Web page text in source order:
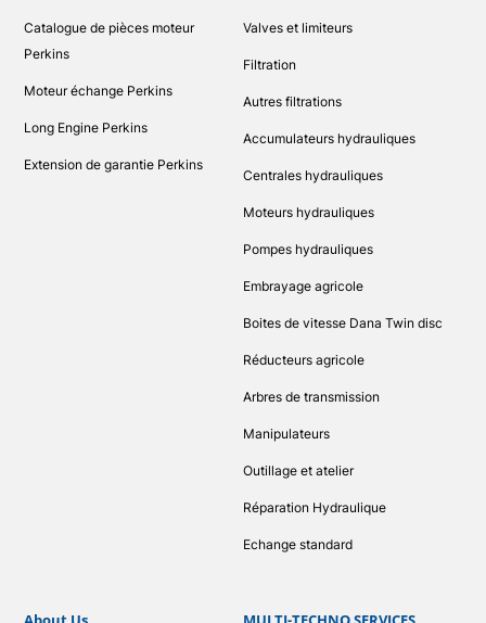
Catalogue de pièces moteur
Perkins
Moteur échange Perkins
Long Engine Perkins
Extension de garantie Perkins
Valves et limiteurs
Filtration
Autres filtrations
Accumulateurs hydrauliques
Centrales hydrauliques
Moteurs hydrauliques
Pompes hydrauliques
Embrayage agricole
Boites de vitesse Dana Twin disc
Réducteurs agricole
Arbres de transmission
Manipulateurs
Outillage et atelier
Réparation Hydraulique
Echange standard